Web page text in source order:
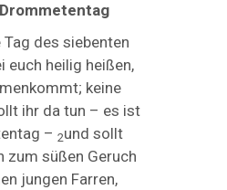
des siebenten
euch heilig heißen,
keine
ihr da tun – es ist
–2und sollt
zum süßen Geruch
jungen Farren,